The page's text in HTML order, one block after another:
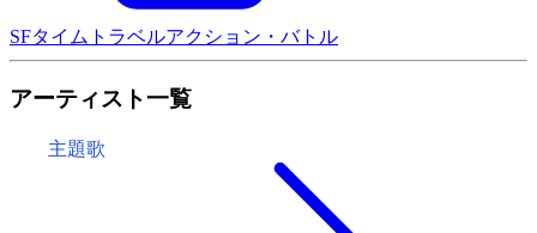
SFタイムトラベルアクション・バトル
アーティスト一覧
主題歌